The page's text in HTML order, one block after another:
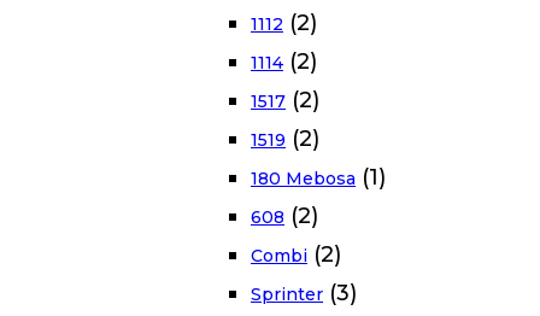
1112 (2)
1114 (2)
1517 (2)
1519 (2)
180 Mebosa (1)
608 (2)
Combi (2)
Sprinter (3)